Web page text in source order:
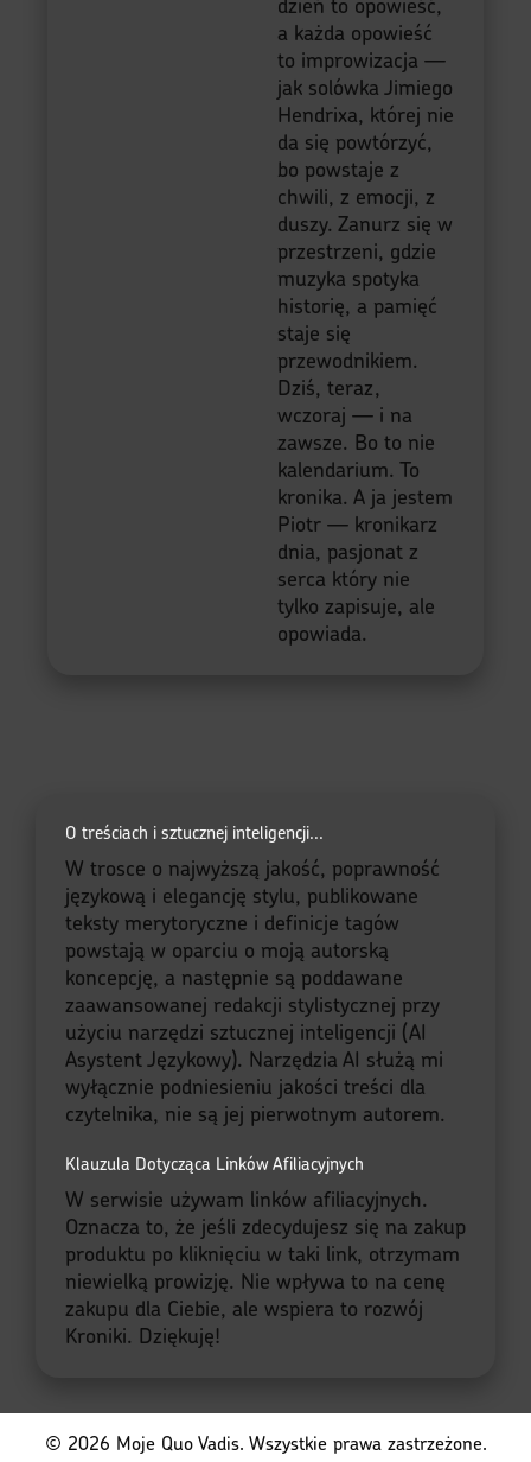
Witajcie w moich
Kronikach Dnia —
miejscu, gdzie czas
nie płynie liniowo,
lecz pulsuje w
rytmie wspomnień,
dźwięków i
zdarzeń. Tu każdy
dzień to opowieść,
a każda opowieść
to improwizacja —
jak solówka Jimiego
Hendrixa, której nie
da się powtórzyć,
bo powstaje z
chwili, z emocji, z
duszy. Zanurz się w
przestrzeni, gdzie
muzyka spotyka
historię, a pamięć
staje się
przewodnikiem.
Dziś, teraz,
wczoraj — i na
tylko zapisuje, ale
opowiada.
O treściach i sztucznej inteligencji...
W trosce o najwyższą jakość, poprawność
językową i elegancję stylu, publikowane
teksty merytoryczne i definicje tagów
powstają w oparciu o moją autorską
koncepcję, a następnie są poddawane
zaawansowanej redakcji stylistycznej przy
użyciu narzędzi sztucznej inteligencji (AI
Asystent Językowy). Narzędzia AI służą mi
wyłącznie podniesieniu jakości treści dla
czytelnika, nie są jej pierwotnym autorem.
Oznacza to, że jeśli zdecydujesz się na zakup